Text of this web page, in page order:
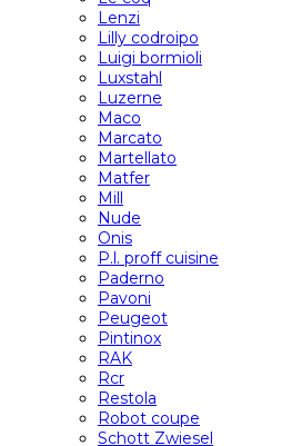
Lenzi
Lilly codroipo
Luigi bormioli
Luxstahl
Luzerne
Maco
Marcato
Martellato
Matfer
Mill
Nude
Onis
P.l. proff cuisine
Paderno
Pavoni
Peugeot
Pintinox
RAK
Rcr
Restola
Robot coupe
Schott Zwiesel